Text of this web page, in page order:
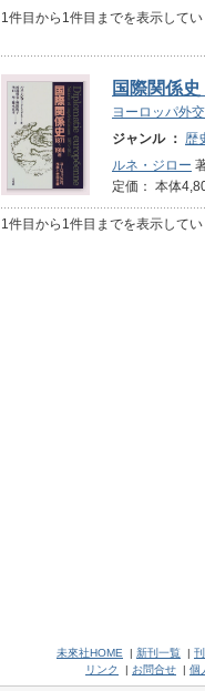
1件目から1件目までを表示して
国際関係
ヨーロッパ外
ジャンル ： 歴
ルネ・ジロー
定価： 本体
1件目から1件目までを表示して
未來社HOME | 新刊一覧 |
リンク
| お問合せ | 個